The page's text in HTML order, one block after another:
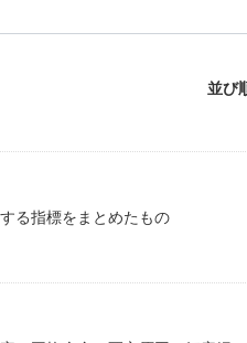
並び
る指標をまとめたもの